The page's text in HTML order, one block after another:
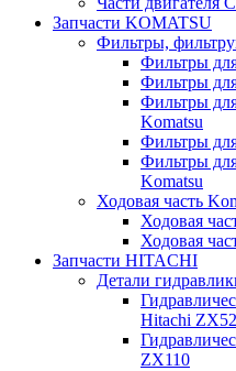
Запчасти KOMATSU
Фильтры,
Фильтры
Фильтры
Фильтры
Komatsu
Фильтры
Фильтры
Komatsu
Ходовая часть
Ходовая
Ходовая
Запчасти HITACHI
Детали
Hitachi
ZX110